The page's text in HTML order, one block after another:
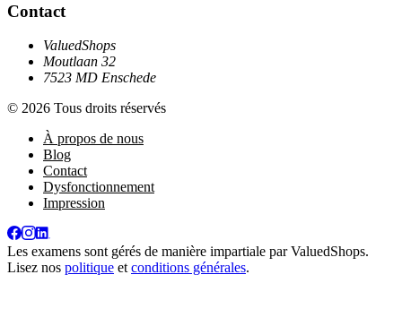
Contact
ValuedShops
Moutlaan 32
7523 MD Enschede
© 2026 Tous droits réservés
À propos de nous
Blog
Contact
Dysfonctionnement
Impression
Les examens sont gérés de manière impartiale parValuedShops.
Lisez nos politique et conditions générales.